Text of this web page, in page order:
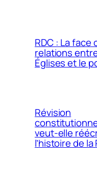
RDC : La face
relations
Églises et le
Révision
veut-elle
l’histoire de la